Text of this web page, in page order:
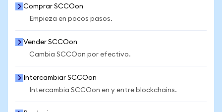
Comprar SCCOon
Empieza en pocos pasos.
Vender SCCOon
Cambia SCCOon por efectivo.
Intercambiar SCCOon
Intercambia SCCOon en y entre blockchains.